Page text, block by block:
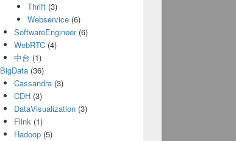
Thrift (3)
Webservice (6)
SoftwareEngineer(6)
WebRTC(4)
中台 (1)
BigData (36)
Cassandra(3)
CDH(3)
DataVisualization(3)
Flink(1)
Hadoop(5)